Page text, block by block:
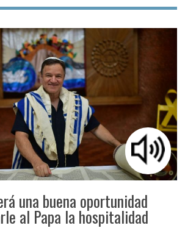
una buena oportunidad
al Papa la hospitalidad